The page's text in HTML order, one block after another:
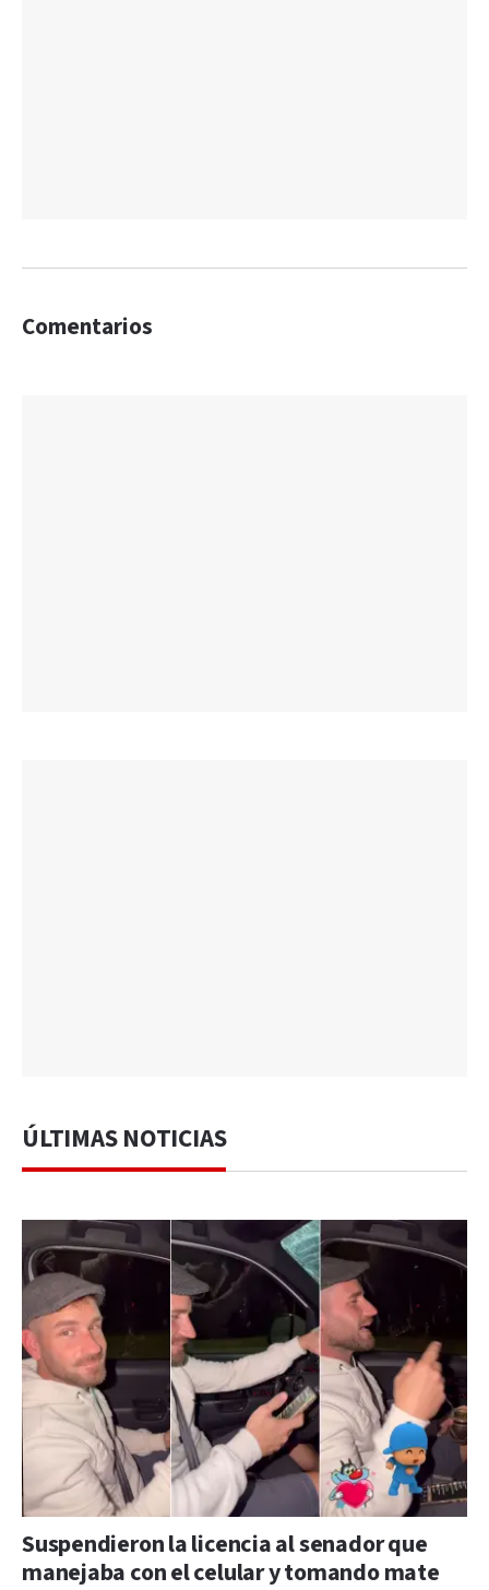
Comentarios
ÚLTIMAS NOTICIAS
Suspendieron la licencia al senador que
manejaba con el celular y tomando mate